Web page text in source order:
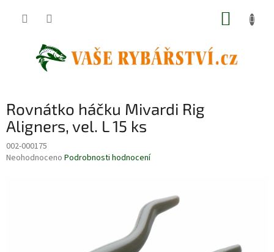
Rovnátko háčku Mivardi Rig
Aligners, vel. L 15 ks
002-000175
Průměrné
Neohodnoceno Podrobnosti hodnocení